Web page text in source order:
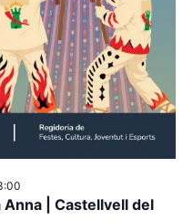
Anna | Castellvell del